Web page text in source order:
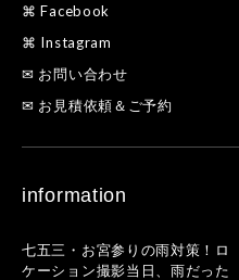
⌘ Facebook
⌘ Instagram
✉ お問い合わせ
✉ お見積依頼＆ご予約
information
七五三・お宮参りの雨対策！ロ
ケーション撮影当日、雨だった